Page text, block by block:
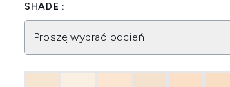
SHADE :
Proszę wybrać odcień